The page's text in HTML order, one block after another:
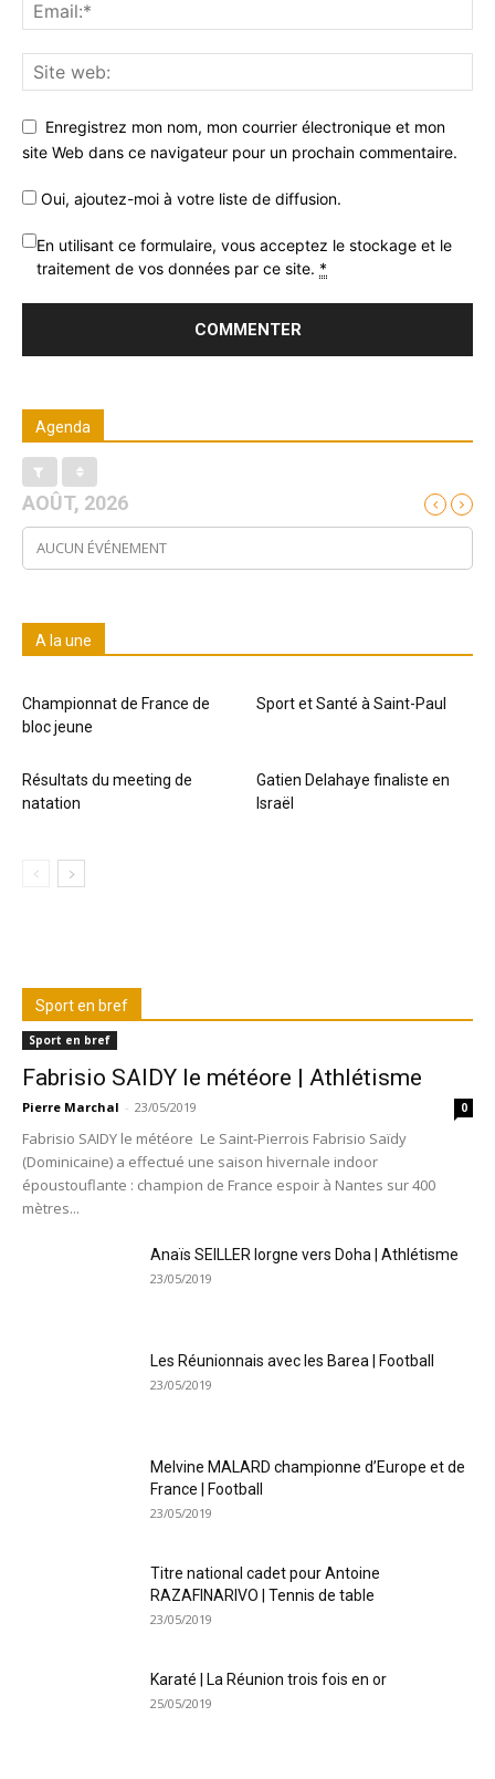
Enregistrez mon nom, mon courrier électronique et mon
site Web dans ce navigateur pour un prochain commentaire.
Oui, ajoutez-moi à votre liste de diffusion.
En utilisant ce formulaire, vous acceptez le stockage et le
traitement de vos données par ce site. *
Agenda
AOÛT, 2026
AUCUN ÉVÉNEMENT
A la une
Championnat de France de
bloc jeune
Sport et Santé à Saint-Paul
Résultats du meeting de
natation
Gatien Delahaye finaliste en
Israël
Sport en bref
Sport en bref
Fabrisio SAIDY le météore | Athlétisme
Pierre Marchal - 23/05/2019 0
Fabrisio SAIDY le météore Le Saint-Pierrois Fabrisio Saïdy
(Dominicaine) a effectué une saison hivernale indoor
époustouflante : champion de France espoir à Nantes sur 400
mètres...
Anaïs SEILLER lorgne vers Doha | Athlétisme
23/05/2019
Les Réunionnais avec les Barea | Football
23/05/2019
Melvine MALARD championne d’Europe et de
France | Football
23/05/2019
Titre national cadet pour Antoine
RAZAFINARIVO | Tennis de table
23/05/2019
Karaté | La Réunion trois fois en or
25/05/2019